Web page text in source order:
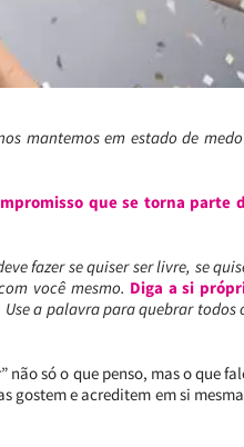
mantemos em estado de
que se torna parte
fazer se quiser ser livre, se
você mesmo. Diga a si
a palavra para quebrar todos
só o que penso, mas o que
gostem e acreditem em si